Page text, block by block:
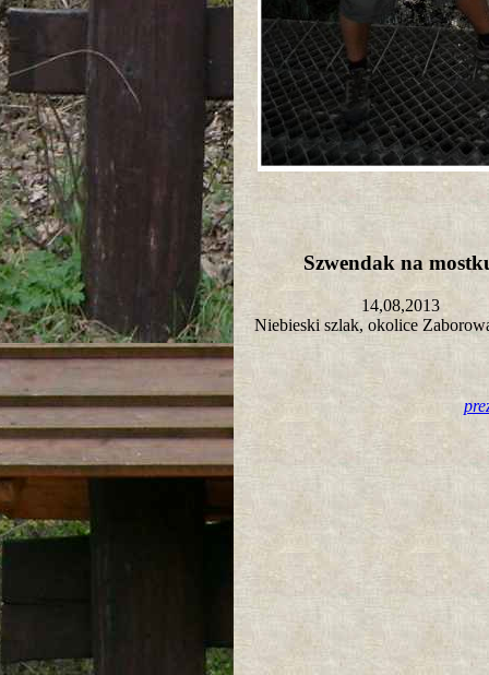
Szwendak na
14,08,2013
Niebieski szlak, okolice